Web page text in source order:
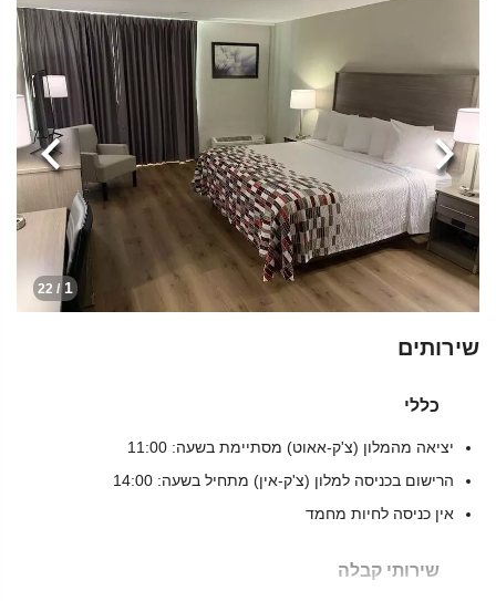
1
/ 22
הקודמת הבא
שירותים
כללי
יציאה מהמלון (צ'ק-אאוט) מסתיימת בשעה: 11:00
הרישום בכניסה למלון (צ'ק-אין) מתחיל בשעה: 14:00
אין כניסה לחיות מחמד
שירותי קבלה